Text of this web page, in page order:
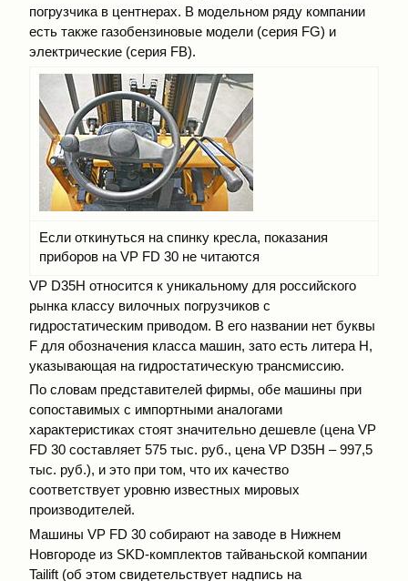
погрузчика в центнерах. В модельном ряду компании
есть также газобензиновые модели (серия FG) и
электрические (серия FB).
Если откинуться на спинку кресла, показания
приборов на VP FD 30 не читаются
VP D35Н относится к уникальному для российского
рынка классу вилочных погрузчиков с
гидростатическим приводом. В его названии нет буквы
F для обозначения класса машин, зато есть литера H,
указывающая на гидростатическую трансмиссию.
По словам представителей фирмы, обе машины при
сопоставимых с импортными аналогами
характеристиках стоят значительно дешевле (цена VP
FD 30 составляет 575 тыс. руб., цена VP D35H – 997,5
тыс. руб.), и это при том, что их качество
соответствует уровню известных мировых
производителей.
Машины VP FD 30 собирают на заводе в Нижнем
Новгороде из SKD-комплектов тайваньской компании
Tailift (об этом свидетельствует надпись на